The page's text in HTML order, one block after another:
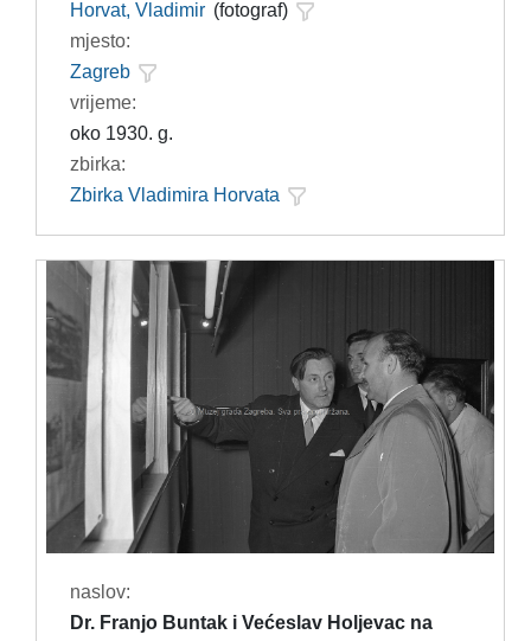
Horvat, Vladimir (fotograf)
mjesto:
Zagreb
vrijeme:
oko 1930. g.
zbirka:
Zbirka Vladimira Horvata
naslov:
Dr. Franjo Buntak i Većeslav Holjevac na